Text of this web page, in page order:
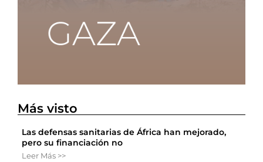
Más visto
Las defensas sanitarias de África han mejorado,
pero su financiación no
Leer Más >>